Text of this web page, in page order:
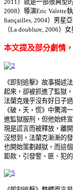
2011）就是一部很典型
2008）導演Eric Valette
fiançailles, 2004）男星
（La doublure, 2006）
本文提及部分劇情
《即刻追擊》故事描述
起來，卻被抓進了監獄
法蘭克幾乎沒有好日子
《破‧天‧慌》中驚鴻一
進監獄服刑，但他始終
現是謊言而被釋放，離
沒想到，法蘭克漸漸的
也開始策劃越獄，而這
鉅款，引發警、匪、犯